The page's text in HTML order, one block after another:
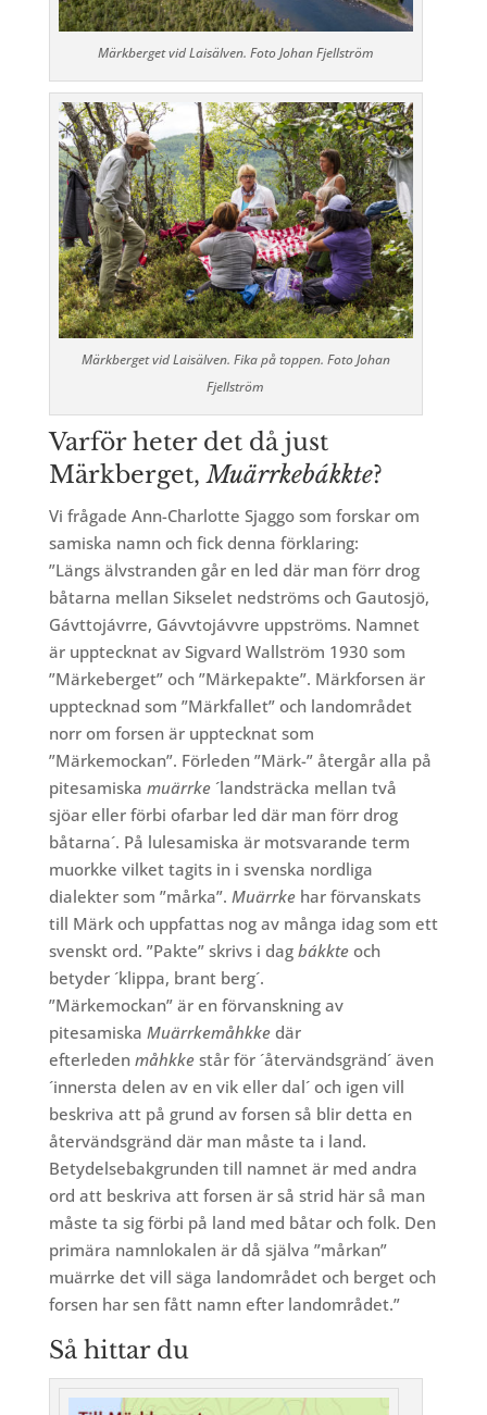
Märkberget vid Laisälven. Foto Johan Fjellström
Märkberget vid Laisälven. Fika på toppen. Foto Johan
Fjellström
Varför heter det då just
Märkberget,Muärrkebákkte?
Vi frågade Ann-Charlotte Sjaggo som forskar om
samiska namn och fick denna förklaring:
”Längs älvstranden går en led där man förr drog
båtarna mellan Sikselet nedströms och Gautosjö,
Gávttojávrre, Gávvtojávvre uppströms. Namnet
är upptecknat av Sigvard Wallström 1930 som
”Märkeberget” och ”Märkepakte”. Märkforsen är
upptecknad som ”Märkfallet” och landområdet
norr om forsen är upptecknat som
”Märkemockan”. Förleden ”Märk-” återgår alla på
pitesamiska muärrke´landsträcka mellan två
sjöar eller förbi ofarbar led där man förr drog
båtarna´. På lulesamiska är motsvarande term
muorkke vilket tagits in i svenska nordliga
dialekter som ”mårka”. Muärrkehar förvanskats
till Märk och uppfattas nog av många idag som ett
svenskt ord. ”Pakte” skrivs i dag bákkteoch
betyder ´klippa, brant berg´.
”Märkemockan” är en förvanskning av
pitesamiska Muärrkemåhkkedär
efterleden måhkkestår för ´återvändsgränd´ även
´innersta delen av en vik eller dal´ och igen vill
beskriva att på grund av forsen så blir detta en
återvändsgränd där man måste ta i land.
Betydelsebakgrunden till namnet är med andra
ord att beskriva att forsen är så strid här så man
måste ta sig förbi på land med båtar och folk. Den
primära namnlokalen är då själva ”mårkan”
muärrke det vill säga landområdet och berget och
forsen har sen fått namn efter landområdet.”
Så hittar du